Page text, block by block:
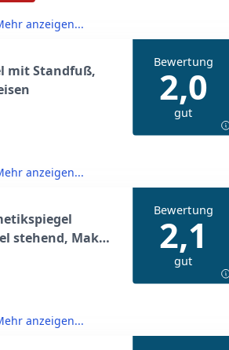
anzeigen...
mit Standfuß,
Bewertung
2,0
gut
anzeigen...
stehend, Make
28x18x10cm,
Bewertung
2,1
gut
anzeigen...